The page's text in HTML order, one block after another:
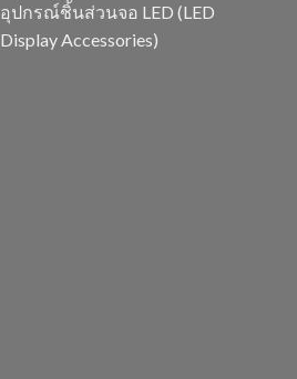
อุปกรณ์ชิ้นส่วนจอ LED (LED
Display Accessories)